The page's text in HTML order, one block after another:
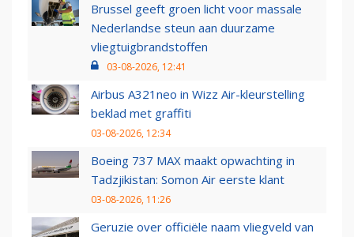
Brussel geeft groen licht voor massale
Nederlandse steun aan duurzame
vliegtuigbrandstoffen
03-08-2026, 12:41
Airbus A321neo in Wizz Air-kleurstelling
beklad met graffiti
03-08-2026, 12:34
Boeing 737 MAX maakt opwachting in
Tadzjikistan: Somon Air eerste klant
03-08-2026, 11:26
Geruzie over officiële naam vliegveld van